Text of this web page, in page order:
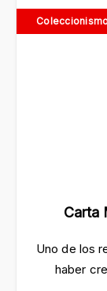
Carta
Uno de los
haber